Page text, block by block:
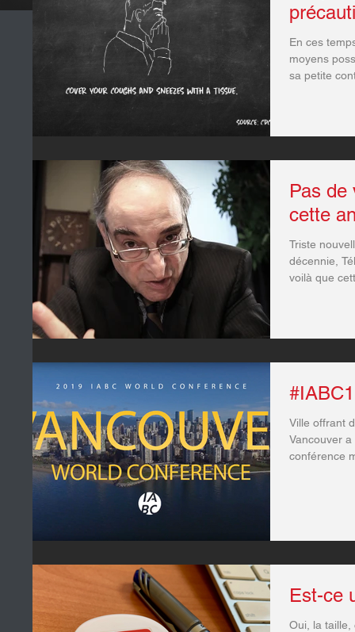
En ces
moyens
sa petite
Pas de
cette
Triste
décennie,
voilà que
Ville offrant
Vancouver a
conférence
Est-ce
Oui, la taille,